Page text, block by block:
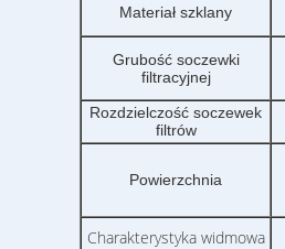
Materiał szklany
Grubość soczewki
filtracyjnej
Rozdzielczość soczewek
filtrów
Powierzchnia
Charakterystyka widmowa